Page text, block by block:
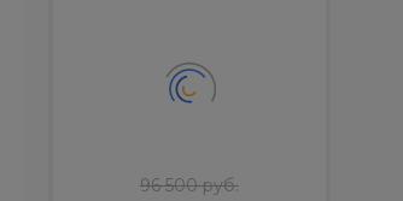
96 500 руб.